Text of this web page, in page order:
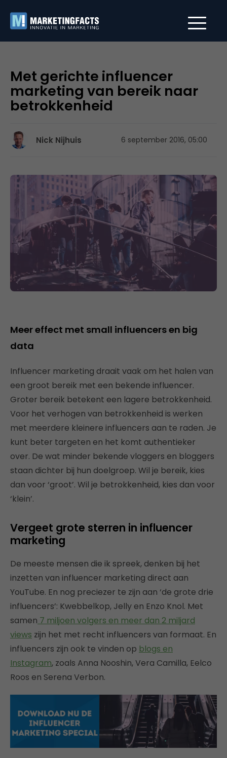
Met gerichte influencer
marketing van bereik naar
betrokkenheid
Nick Nijhuis 6 september 2016, 05:00
Meer effect met small influencers en big
data
Influencer marketing draait vaak om het halen van
een groot bereik met een bekende influencer.
Groter bereik betekent een lagere betrokkenheid.
Voor het verhogen van betrokkenheid is werken
met meerdere kleinere influencers aan te raden. Je
kunt beter targeten en het komt authentieker
over. De wat minder bekende vloggers en bloggers
staan dichter bij hun doelgroep. Wil je bereik, kies
dan voor ‘groot’. Wil je betrokkenheid, kies dan voor
‘klein’.
Vergeet grote sterren in influencer
marketing
De meeste mensen die ik spreek, denken bij het
inzetten van influencer marketing direct aan
YouTube. En nog preciezer te zijn aan ‘de grote drie
influencers’: Kwebbelkop, Jelly en Enzo Knol. Met
samen 7 miljoen volgers en meer dan 2 miljard
views zijn het met recht influencers van formaat. En
influencers zijn ook te vinden op blogs en
Instagram, zoals Anna Nooshin, Vera Camilla, Eelco
Roos en Serena Verbon.